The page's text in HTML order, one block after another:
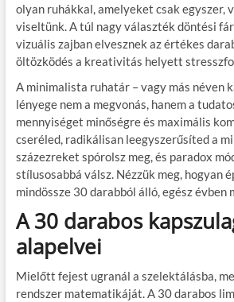
olyan ruhákkal, amelyeket csak egyszer,
viseltünk. A túl nagy választék döntési
vizuális zajban elvesznek az értékes
öltözködés a kreativitás helyett
A minimalista ruhatár – vagy más néven
lényege nem a megvonás, hanem a
mennyiséget minőségre és maximális
cseréled, radikálisan leegyszerűsíted a
százezreket spórolsz meg, és paradox
stílusosabbá válsz. Nézzük meg, hogyan
mindössze 30 darabból álló, egész évben
A 30 darabos
alapelvei
Mielőtt fejest ugranál a szelektálásba,
rendszer matematikáját. A 30 darabos